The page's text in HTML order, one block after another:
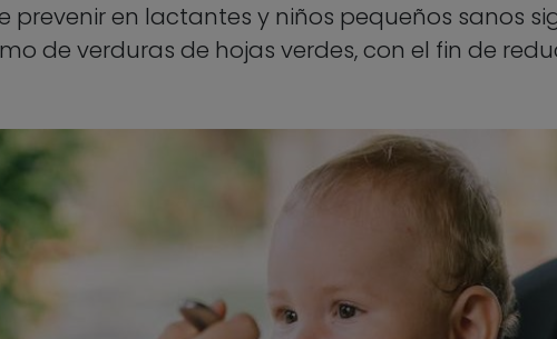
prevenir en lactantes y niños pequeños sanos
de verduras de hojas verdes, con el fin de